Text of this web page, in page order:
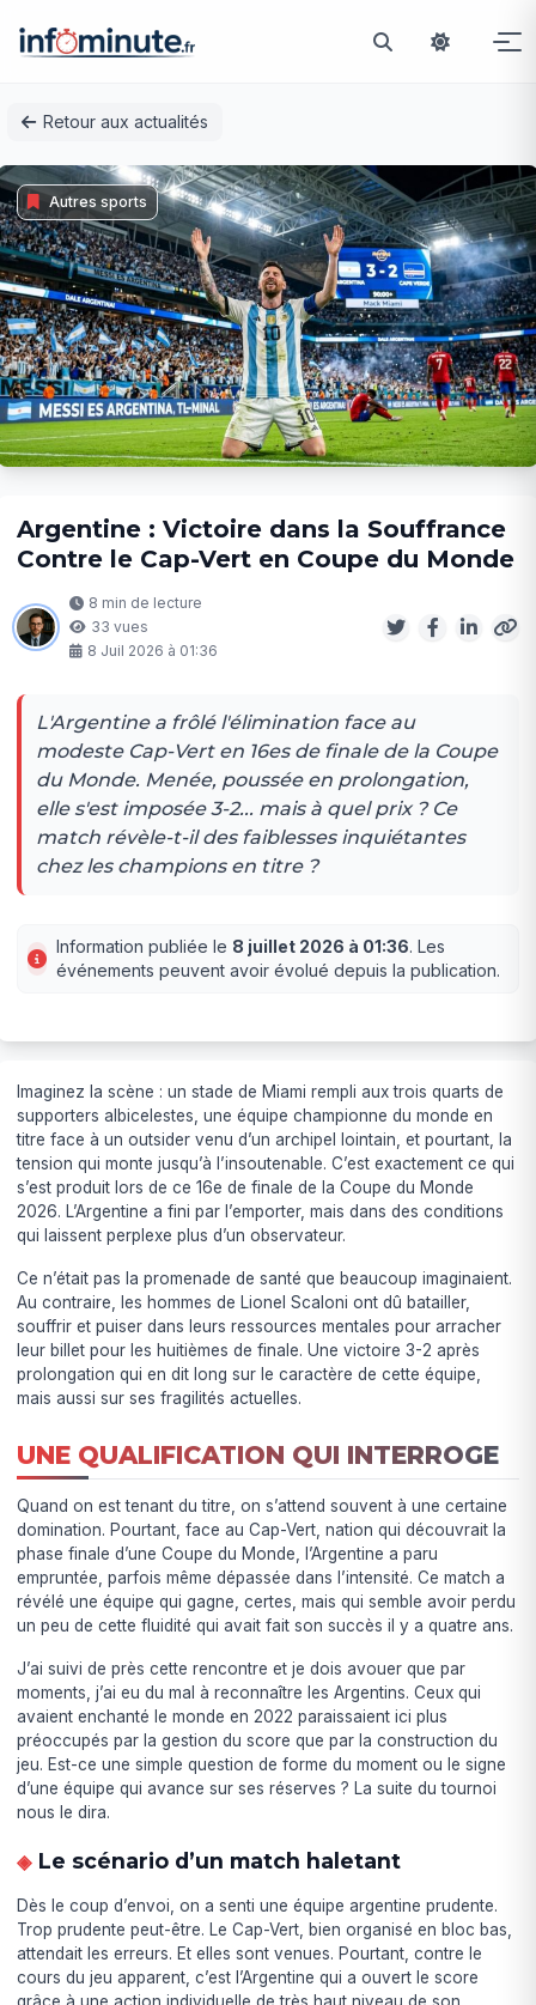
Retour aux actualités
Autres sports
Argentine : Victoire dans la Souffrance
Contre le Cap-Vert en Coupe du Monde
8 min de lecture
33 vues
8 Juil 2026 à 01:36
L'Argentine a frôlé l'élimination face au
modeste Cap-Vert en 16es de finale de la Coupe
du Monde. Menée, poussée en prolongation,
elle s'est imposée 3-2... mais à quel prix ? Ce
match révèle-t-il des faiblesses inquiétantes
chez les champions en titre ?
Information publiée le 8 juillet 2026 à 01:36. Les
événements peuvent avoir évolué depuis la publication.
Imaginez la scène : un stade de Miami rempli aux trois quarts de
supporters albicelestes, une équipe championne du monde en
titre face à un outsider venu d’un archipel lointain, et pourtant, la
tension qui monte jusqu’à l’insoutenable. C’est exactement ce qui
s’est produit lors de ce 16e de finale de la Coupe du Monde
2026. L’Argentine a fini par l’emporter, mais dans des conditions
qui laissent perplexe plus d’un observateur.
Ce n’était pas la promenade de santé que beaucoup imaginaient.
Au contraire, les hommes de Lionel Scaloni ont dû batailler,
souffrir et puiser dans leurs ressources mentales pour arracher
leur billet pour les huitièmes de finale. Une victoire 3-2 après
prolongation qui en dit long sur le caractère de cette équipe,
mais aussi sur ses fragilités actuelles.
UNE QUALIFICATION QUI INTERROGE
Quand on est tenant du titre, on s’attend souvent à une certaine
domination. Pourtant, face au Cap-Vert, nation qui découvrait la
phase finale d’une Coupe du Monde, l’Argentine a paru
empruntée, parfois même dépassée dans l’intensité. Ce match a
révélé une équipe qui gagne, certes, mais qui semble avoir perdu
un peu de cette fluidité qui avait fait son succès il y a quatre ans.
J’ai suivi de près cette rencontre et je dois avouer que par
moments, j’ai eu du mal à reconnaître les Argentins. Ceux qui
avaient enchanté le monde en 2022 paraissaient ici plus
préoccupés par la gestion du score que par la construction du
jeu. Est-ce une simple question de forme du moment ou le signe
d’une équipe qui avance sur ses réserves ? La suite du tournoi
nous le dira.
Le scénario d’un match haletant
Dès le coup d’envoi, on a senti une équipe argentine prudente.
Trop prudente peut-être. Le Cap-Vert, bien organisé en bloc bas,
attendait les erreurs. Et elles sont venues. Pourtant, contre le
cours du jeu apparent, c’est l’Argentine qui a ouvert le score